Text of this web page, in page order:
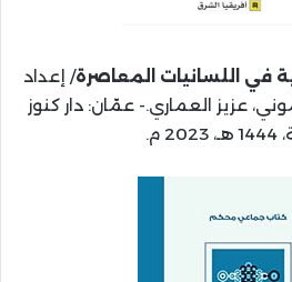
في اللسانيات المعاصرة/ إعداد
عزيز العماري.- عمّان: دار كنوز
م.